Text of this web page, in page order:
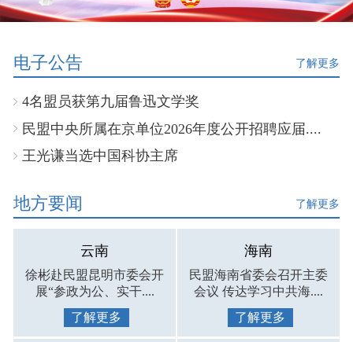
电子公告 了解更多
4名盟员获第九届鲁迅文学奖
民盟中央所属在京单位2026年度公开招聘应届....
王光谦当选中国科协主席
地方要闻 了解更多
云南
徐彬赴民盟昆明市委会开
展“参政为公、实干....
了解更多
海南
民盟海南省委会召开主委
会议 传达学习中共海....
了解更多